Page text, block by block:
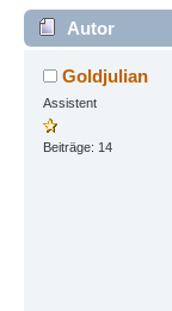
Autor
Goldjulian
Assistent
Beiträge: 14